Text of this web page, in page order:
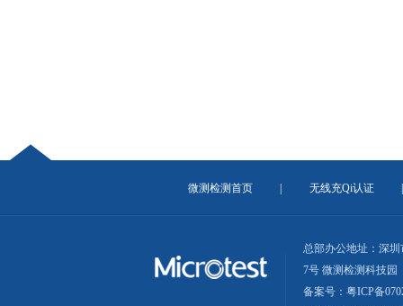
微测检测首页 无线充Qi认证
总部办公地址：深
7号 微测检测科技园
备案号：粤ICP备